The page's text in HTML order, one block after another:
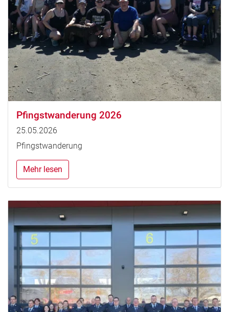
Pfingstwanderung 2026
25.05.2026
Pfingstwanderung
Mehr lesen